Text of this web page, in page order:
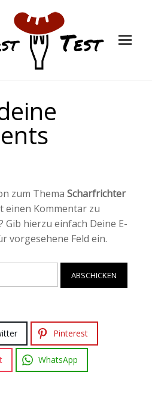
zum Thema Scharfrichter
einen Kommentar zu
Gib hierzu einfach Deine E-
vorgesehene Feld ein.
Pinterest
WhatsApp